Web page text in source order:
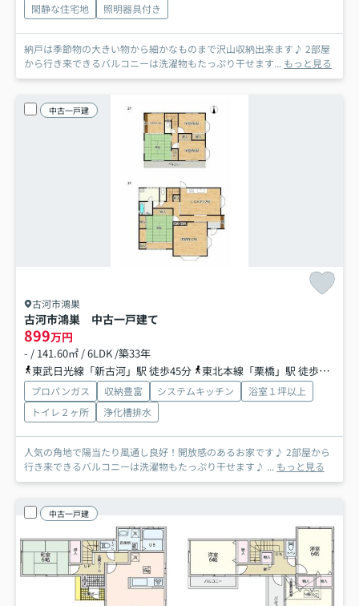
閑静な住宅地
照明器具付き
納戸は季節物の大きい物から細かなものまで沢山収納出来ます♪ 2部屋
から行き来できるバルコニーは洗濯物もたっぷり干せます... もっと見る
中古一戸建
古河市鴻巣
古河市鴻巣 中古一戸建て
899万円
- / 141.60㎡ / 6LDK /築33年
東武日光線「新古河」駅 徒歩45分
東北本線「栗橋」駅 徒歩73分
プロパンガス 収納豊富 システムキッチン
浴室１坪以上
トイレ２ヶ所
浄化槽排水
人気の角地で陽当たり風通し良好！開放感のあるお家です♪ 2部屋から
行き来できるバルコニーは洗濯物もたっぷり干せます♪ ... もっと見る
中古一戸建